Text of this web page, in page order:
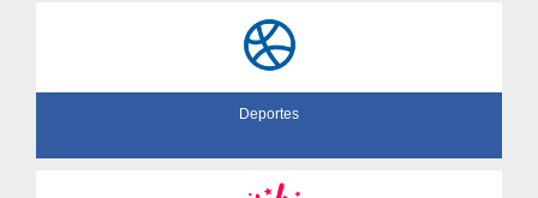
Deportes